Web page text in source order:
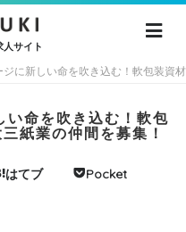
サイト
に新しい命を吹き込む！軟包装資
命を吹き込む！軟包
紙業の仲間を募集！
はてブ Pocket